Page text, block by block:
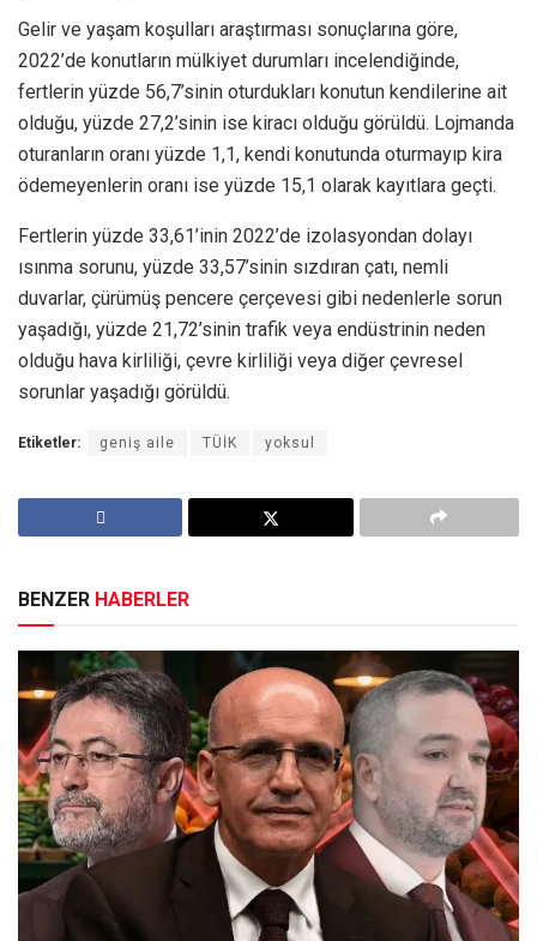
Gelir ve yaşam koşulları araştırması sonuçlarına göre,
2022’de konutların mülkiyet durumları incelendiğinde,
fertlerin yüzde 56,7’sinin oturdukları konutun kendilerine ait
olduğu, yüzde 27,2’sinin ise kiracı olduğu görüldü. Lojmanda
oturanların oranı yüzde 1,1, kendi konutunda oturmayıp kira
ödemeyenlerin oranı ise yüzde 15,1 olarak kayıtlara geçti.
Fertlerin yüzde 33,61’inin 2022’de izolasyondan dolayı
ısınma sorunu, yüzde 33,57’sinin sızdıran çatı, nemli
duvarlar, çürümüş pencere çerçevesi gibi nedenlerle sorun
yaşadığı, yüzde 21,72’sinin trafik veya endüstrinin neden
olduğu hava kirliliği, çevre kirliliği veya diğer çevresel
sorunlar yaşadığı görüldü.
Etiketler: geniş aile TÜİK yoksul
BENZER HABERLER